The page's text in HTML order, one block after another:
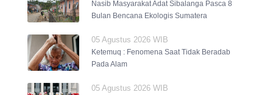
Nasib Masyarakat Adat Sibalanga Pasca 8
Bulan Bencana Ekologis Sumatera
05 Agustus 2026 WIB
Ketemuq : Fenomena Saat Tidak Beradab
Pada Alam
05 Agustus 2026 WIB